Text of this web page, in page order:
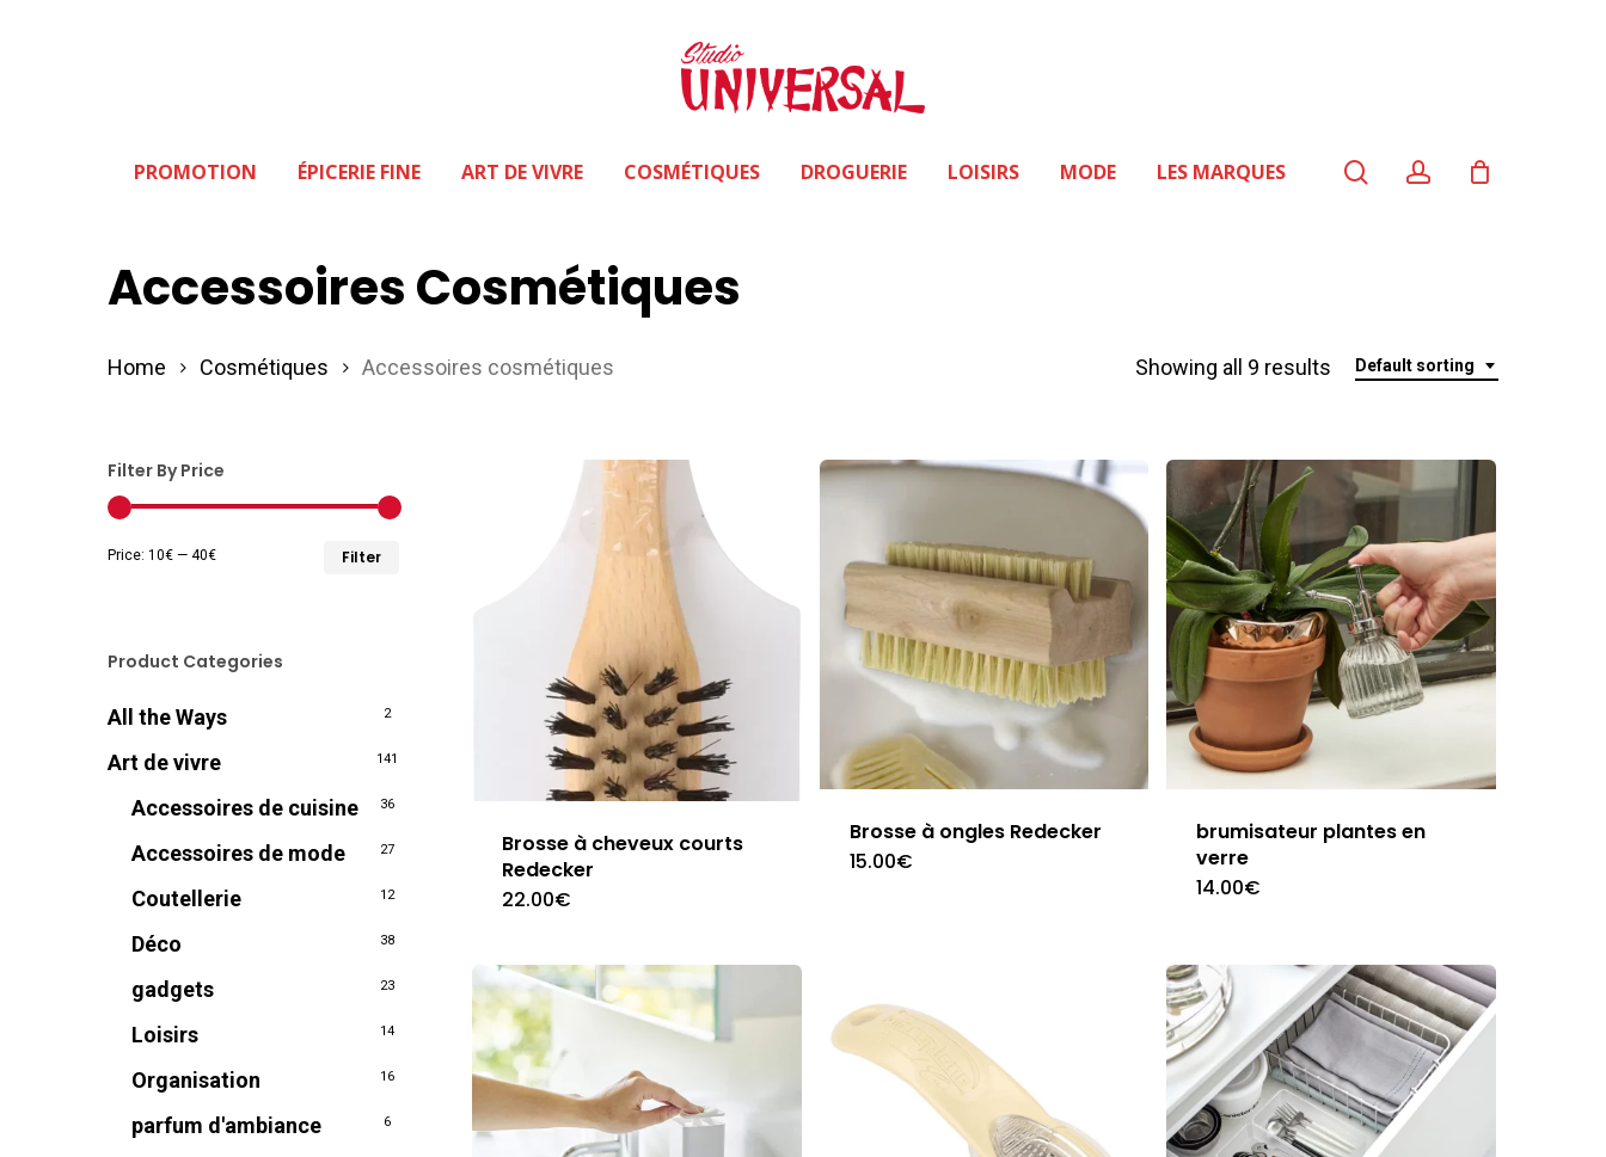
PROMOTION ÉPICERIE FINE ART DE VIVRE COSMÉTIQUES DROGUERIE LOISIRS MODE LES MARQUES searchaccount
Accessoires Cosmétiques
Default sorting
Showing all 9 results
Home Cosmétiques Accessoires cosmétiques
Filter By Price
Filter
Price: 10€ — 40€
Product Categories
All the Ways 2
Art de vivre 141
Accessoires de cuisine 36
Accessoires de mode 27
Coutellerie 12
Déco 38
gadgets 23
Loisirs 14
Organisation 16
parfum d'ambiance 6
Brosse à cheveux courts
Redecker
22.00€
Brosse à ongles Redecker
15.00€
brumisateur plantes en
verre
14.00€